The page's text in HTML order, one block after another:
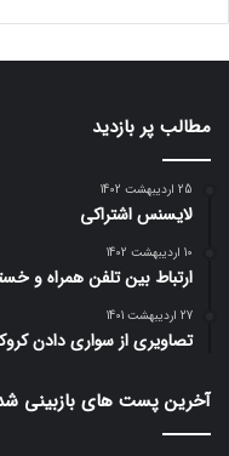
مطالب پر بازدید
25 اردیبهشت 1402
لایسنس اشتراکی
10 اردیبهشت 1402
ارتباط بین تلفن همراه و
27 اردیبهشت 1401
تصاویری از سواری دادن
آخرین پست های بازبینی